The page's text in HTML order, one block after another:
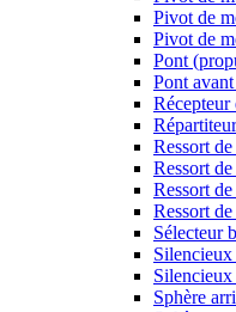
Pivot de
Pivot de
Pont
Pont
Récepteur
Ressort
Ressort
Ressort
Ressort
Sélecteur
Silencieux
Sphère